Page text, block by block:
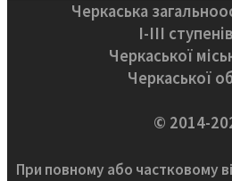
Черкаська
І-ІІІ
Черкаської
Черкаської
© 2014-
При повному або частковому